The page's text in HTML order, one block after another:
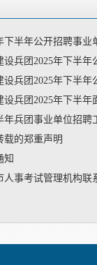
下半年公开招聘事
设兵团2025年下半
设兵团2025年下半
设兵团2025年下半
年兵团事业单位招
载的郑重声明
知
人事考试管理机构